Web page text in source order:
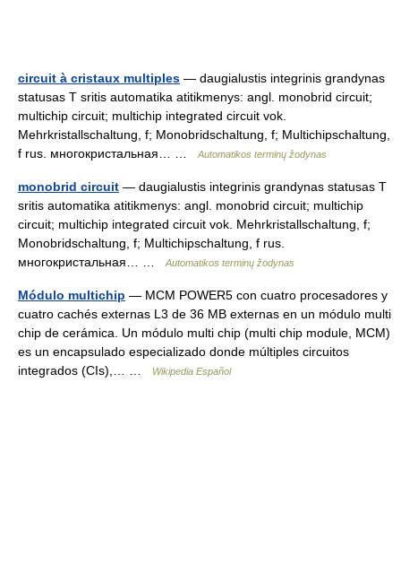
circuit à cristaux multiples — daugialustis integrinis grandynas
statusas T sritis automatika atitikmenys: angl. monobrid circuit;
multichip circuit; multichip integrated circuit vok.
Mehrkristallschaltung, f; Monobridschaltung, f; Multichipschaltung,
f rus. многокристальная… …
Automatikos terminų žodynas
monobrid circuit — daugialustis integrinis grandynas statusas T
sritis automatika atitikmenys: angl. monobrid circuit; multichip
circuit; multichip integrated circuit vok. Mehrkristallschaltung, f;
Monobridschaltung, f; Multichipschaltung, f rus.
многокристальная… …
Automatikos terminų žodynas
Módulo multichip — MCM POWER5 con cuatro procesadores y
cuatro cachés externas L3 de 36 MB externas en un módulo multi
chip de cerámica. Un módulo multi chip (multi chip module, MCM)
es un encapsulado especializado donde múltiples circuitos
integrados (CIs),… …
Wikipedia Español